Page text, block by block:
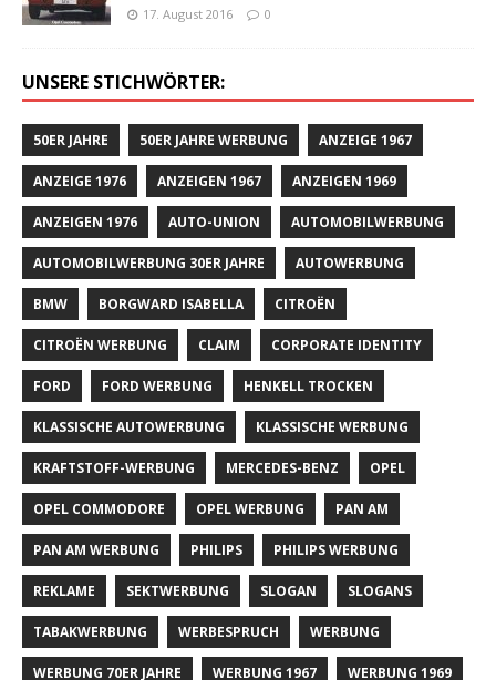
17. August 2016 0
UNSERE STICHWÖRTER:
50ER JAHRE 50ER JAHRE WERBUNG ANZEIGE 1967
ANZEIGE 1976 ANZEIGEN 1967 ANZEIGEN 1969
ANZEIGEN 1976 AUTO-UNION AUTOMOBILWERBUNG
AUTOMOBILWERBUNG 30ER JAHRE AUTOWERBUNG
BMW BORGWARD ISABELLA CITROËN
CITROËN WERBUNG CLAIM CORPORATE IDENTITY
FORD FORD WERBUNG HENKELL TROCKEN
KLASSISCHE AUTOWERBUNG KLASSISCHE WERBUNG
KRAFTSTOFF-WERBUNG MERCEDES-BENZ OPEL
OPEL COMMODORE OPEL WERBUNG PAN AM
PAN AM WERBUNG PHILIPS PHILIPS WERBUNG
REKLAME SEKTWERBUNG SLOGAN SLOGANS
TABAKWERBUNG WERBESPRUCH WERBUNG
WERBUNG 70ER JAHRE WERBUNG 1967 WERBUNG 1969